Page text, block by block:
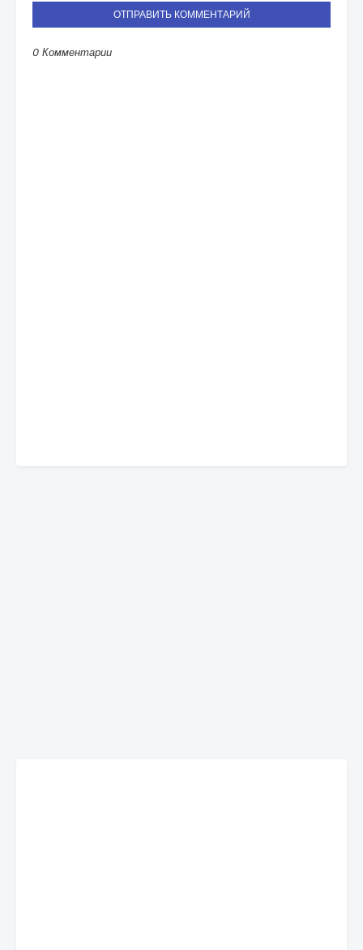
ОТПРАВИТЬ КОММЕНТАРИЙ
0 Комментарии